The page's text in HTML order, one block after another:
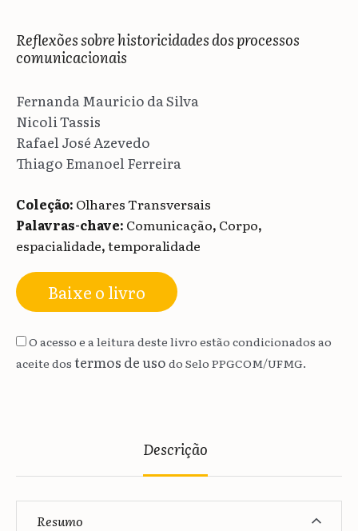
Reflexões sobre historicidades dos processos
comunicacionais
Fernanda Mauricio da Silva
Nicoli Tassis
Rafael José Azevedo
Thiago Emanoel Ferreira
Coleção: Olhares Transversais
Palavras-chave: Comunicação, Corpo,
espacialidade,temporalidade
Baixe o livro
O acesso e a leitura deste livro estão condicionados ao
aceite dos termos de uso do Selo PPGCOM/UFMG.
Descrição
Resumo